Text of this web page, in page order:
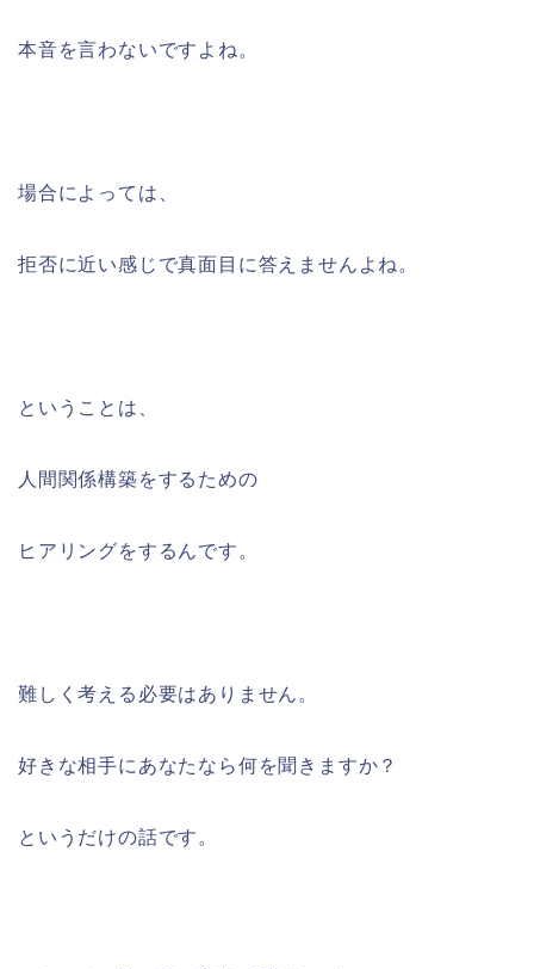
本音を言わないですよね。
場合によっては、
拒否に近い感じで真面目に答えませんよね。
ということは、
人間関係構築をするための
ヒアリングをするんです。
難しく考える必要はありません。
好きな相手にあなたなら何を聞きますか？
というだけの話です。